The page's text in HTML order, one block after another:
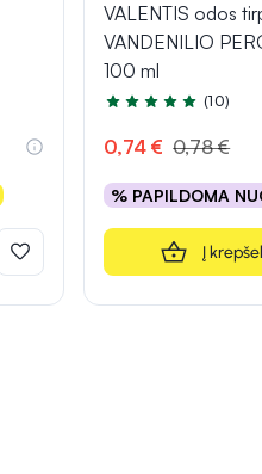
VALENTIS odos
VANDENILIO
100 ml
Įvertinimas 4.7 iš 5
(10)
0,74 € 0,78 €
% PAPILDOMA
Į